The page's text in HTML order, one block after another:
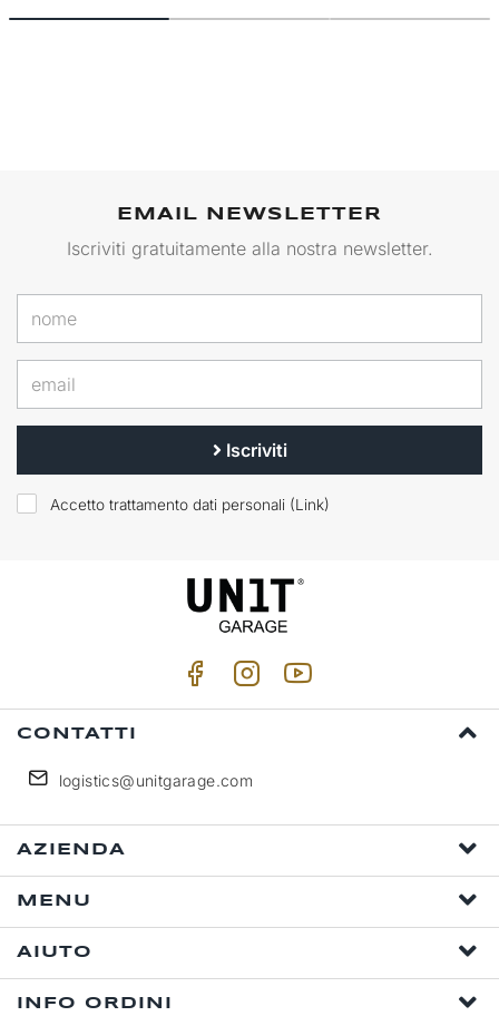
EMAIL NEWSLETTER
Iscriviti gratuitamente alla nostra newsletter.
Iscriviti
Accetto trattamento dati personali (Link)
CONTATTI
logistics@unitgarage.com
AZIENDA
MENU
AIUTO
INFO ORDINI